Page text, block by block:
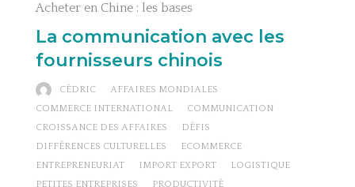
Acheter en Chine : les bases
La communication avec les
fournisseurs chinois
CÉDRIC
AFFAIRES MONDIALES
COMMERCE INTERNATIONAL
COMMUNICATION
CROISSANCE DES AFFAIRES
DÉFIS
DIFFÉRENCES CULTURELLES
ECOMMERCE
ENTREPRENEURIAT
IMPORT EXPORT
LOGISTIQUE
PETITES ENTREPRISES
PRODUCTIVITÉ